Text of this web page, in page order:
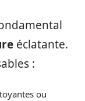
éclatante.
:
ou